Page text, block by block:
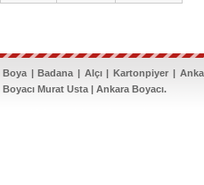
Boya | Badana | Alçı | Kartonpiyer |
Boyacı Murat Usta | Ankara Boyacı.